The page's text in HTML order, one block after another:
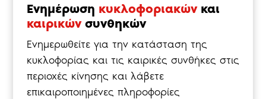
Ενημέρωση κυκλοφοριακώνκαι
καιρικώνσυνθηκών
Ενημερωθείτε για την κατάσταση της
κυκλοφορίας και τις καιρικές συνθήκες στις
περιοχές κίνησης και λάβετε
επικαιροποιημένες πληροφορίες